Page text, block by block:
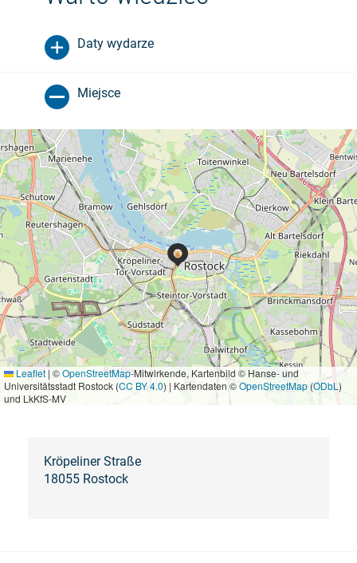
Daty wydarze
Miejsce
Leaflet | ©OpenStreetMap-Mitwirkende, Kartenbild © Hanse- und
Universitätsstadt Rostock (CC BY 4.0) | Kartendaten ©OpenStreetMap(ODbL)
und LkKfS-MV
Kröpeliner Straße
18055 Rostock